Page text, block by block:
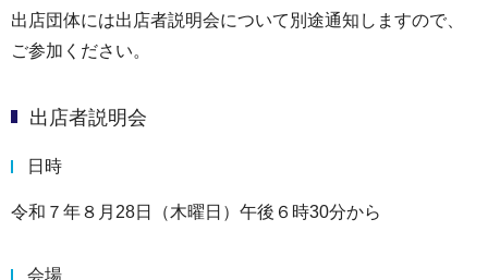
出店団体には出店者説明会について別途通知しますので、
ご参加ください。
出店者説明会
日時
令和７年８月28日（木曜日）午後６時30分から
会場